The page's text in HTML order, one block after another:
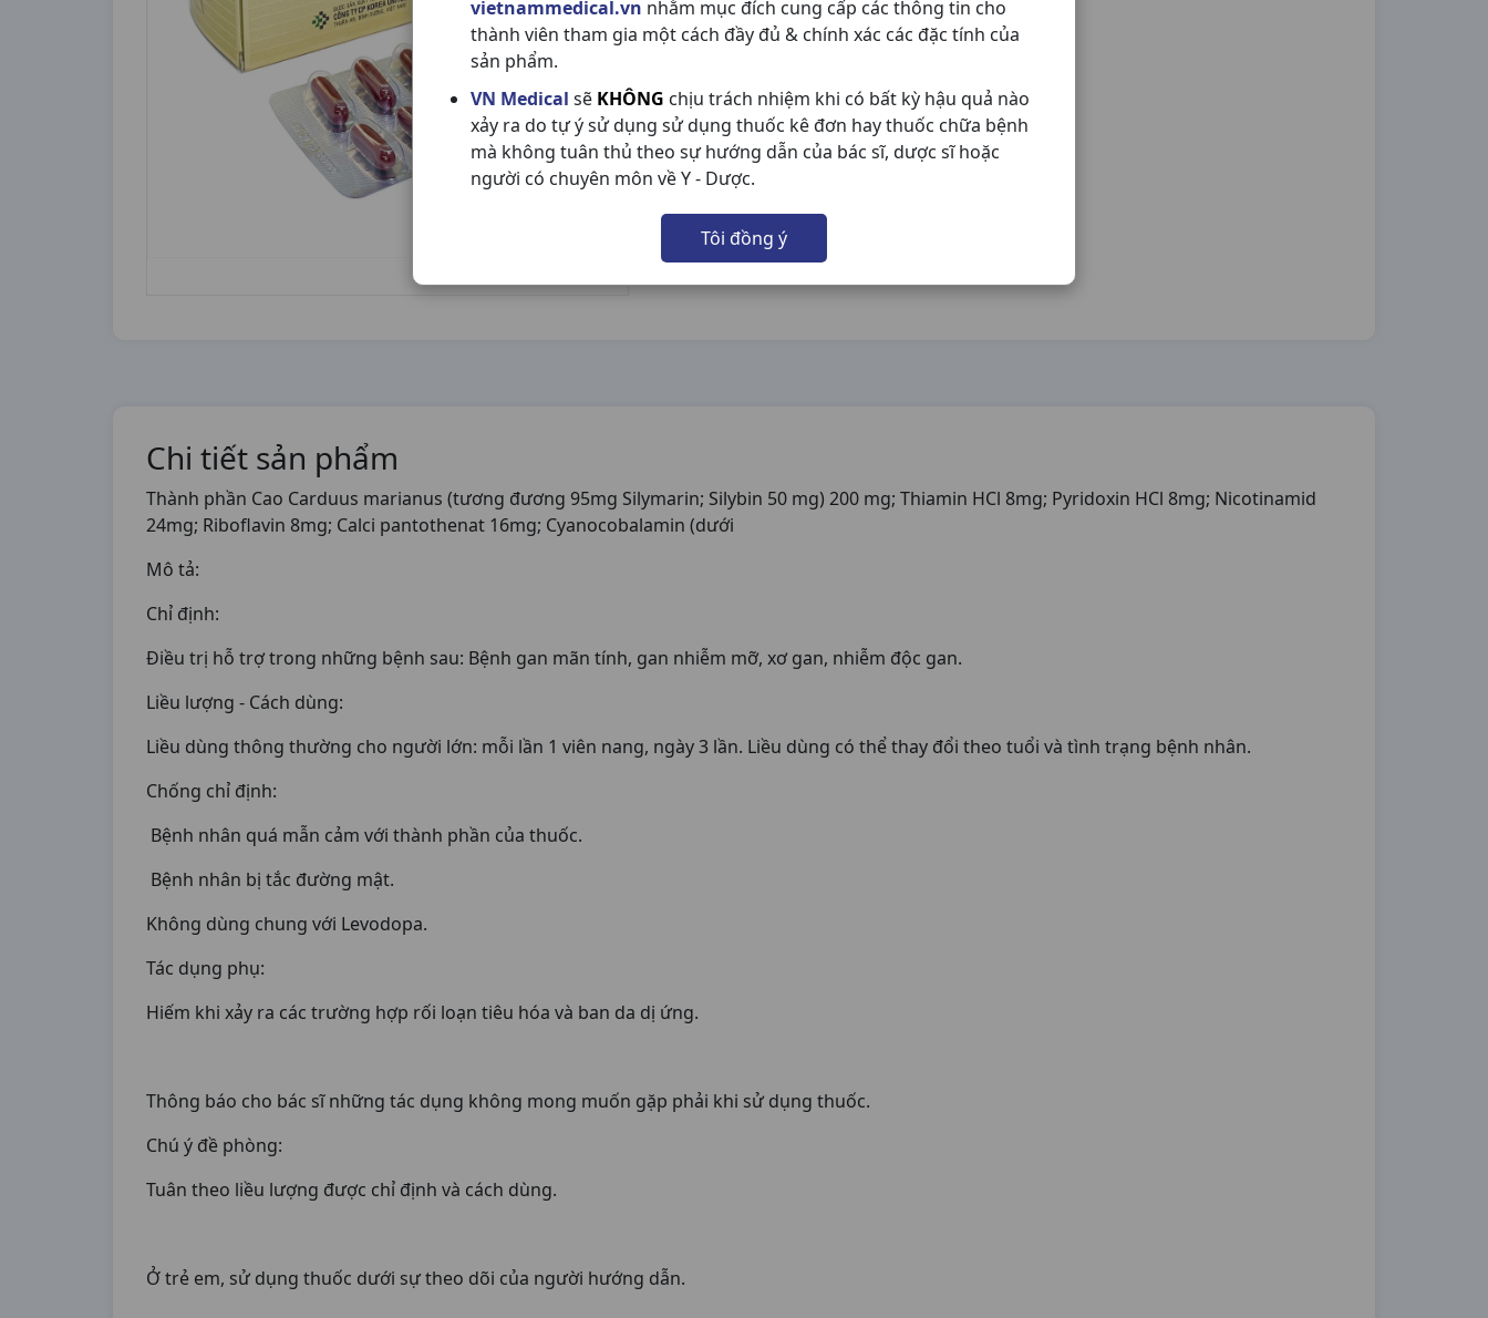
vietnammedical.vn nhằm mục đích cung cấp các thông tin cho
thành viên tham gia một cách đầy đủ & chính xác các đặc tính của
sản phẩm.
VN Medical sẽ KHÔNG chịu trách nhiệm khi có bất kỳ hậu quả nào
xảy ra do tự ý sử dụng sử dụng thuốc kê đơn hay thuốc chữa bệnh
mà không tuân thủ theo sự hướng dẫn của bác sĩ, dược sĩ hoặc
người có chuyên môn về Y - Dược.
Tôi đồng ý
Chi tiết sản phẩm
Thành phần Cao Carduus marianus (tương đương 95mg Silymarin; Silybin 50 mg) 200 mg; Thiamin HCl 8mg; Pyridoxin HCl 8mg; Nicotinamid
24mg; Riboflavin 8mg; Calci pantothenat 16mg; Cyanocobalamin (dưới
Mô tả:
Chỉ định:
Điều trị hỗ trợ trong những bệnh sau: Bệnh gan mãn tính, gan nhiễm mỡ, xơ gan, nhiễm độc gan.
Liều lượng - Cách dùng:
Liều dùng thông thường cho người lớn: mỗi lần 1 viên nang, ngày 3 lần. Liều dùng có thể thay đổi theo tuổi và tình trạng bệnh nhân.
Chống chỉ định:
Bệnh nhân quá mẫn cảm với thành phần của thuốc.
Bệnh nhân bị tắc đường mật.
Không dùng chung với Levodopa.
Tác dụng phụ:
Hiếm khi xảy ra các trường hợp rối loạn tiêu hóa và ban da dị ứng.
Thông báo cho bác sĩ những tác dụng không mong muốn gặp phải khi sử dụng thuốc.
Chú ý đề phòng:
Tuân theo liều lượng được chỉ định và cách dùng.
Ở trẻ em, sử dụng thuốc dưới sự theo dõi của người hướng dẫn.